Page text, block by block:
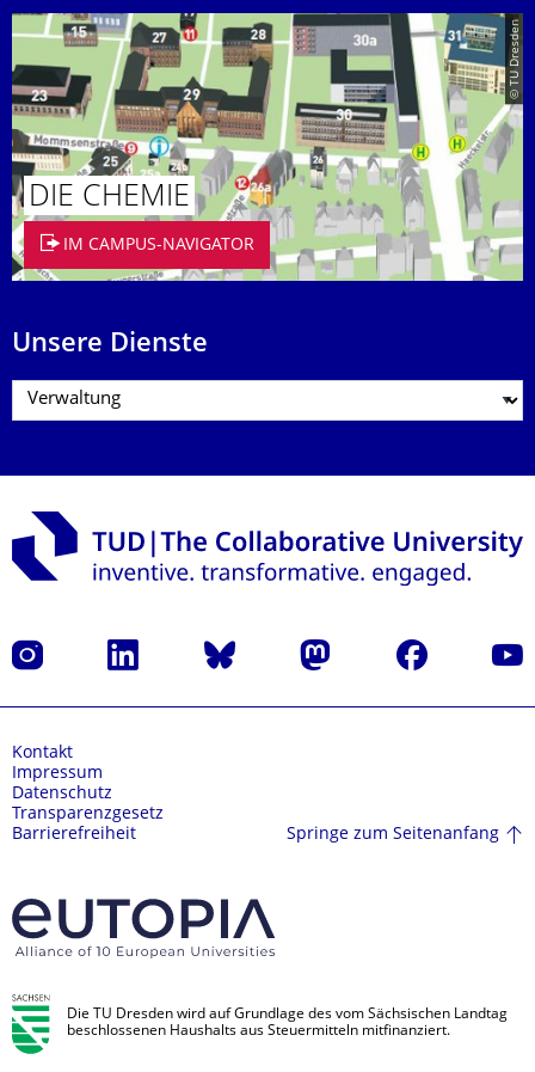
© TU Dresden
DIE CHEMIE
IM CAMPUS-NAVIGATOR
Unsere Dienste
Instagram LinkedIn Bluesky Mastodon Facebook
Kontakt
Impressum
Datenschutz
Transparenzgesetz
Barrierefreiheit
Springe zum Seitenanfang
Die TU Dresden wird auf Grundlage des vom Sächsischen Landtag
beschlossenen Haushalts aus Steuermitteln mitfinanziert.